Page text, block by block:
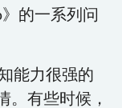
的一系列问
能力很强的
。有些时候，